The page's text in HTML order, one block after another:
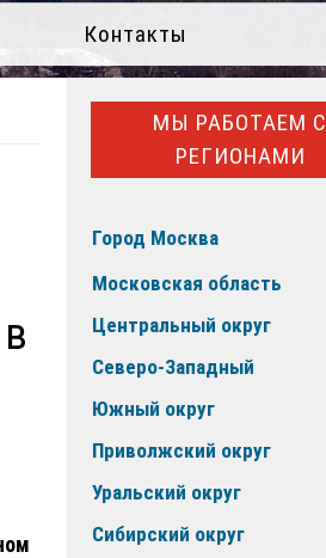
Контакты
МЫ РАБОТАЕМ С
РЕГИОНАМИ
Город Москва
Московская область
Центральный округ
Северо-Западный
Южный округ
Приволжский округ
Уральский округ
Сибирский округ